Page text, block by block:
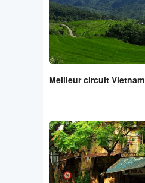
Meilleur circuit Vietnam